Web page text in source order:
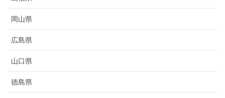
岡山県
広島県
山口県
徳島県